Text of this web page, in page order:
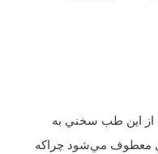
از اين طب سخني به
معطوف مي‌شود چراكه